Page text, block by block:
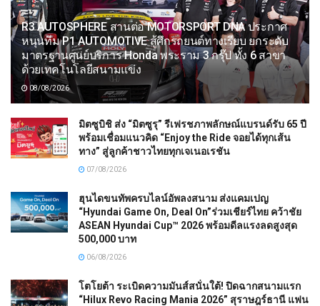
R3 AUTOSPHERE สานต่อ MOTORSPORT DNA ประกาศ
หนุนทีม P1 AUTOMOTIVE สู้ศึกรถยนต์ทางเรียบ ยกระดับ
มาตรฐานศูนย์บริการ Honda พระราม 3 กรุ๊ป ทั้ง 6 สาขา
ด้วยเทคโนโลยีสนามแข่ง
08/08/2026
มิตซูบิชิ ส่ง “มิตซูรุ” รีเฟรชภาพลักษณ์แบรนด์รับ 65 ปี
พร้อมเชื่อมแนวคิด “Enjoy the Ride จอยได้ทุกเส้น
ทาง” สู่ลูกค้าชาวไทยทุกเจเนอเรชัน
07/08/2026
ฮุนไดขนทัพครบไลน์อัพลงสนาม ส่งแคมเปญ
“Hyundai Game On, Deal On”ร่วมเชียร์ไทย คว้าชัย
ASEAN Hyundai Cup™ 2026 พร้อมดีลแรงลดสูงสุด
500,000 บาท
06/08/2026
โตโยต้า ระเบิดความมันส์สนั่นใต้! ปิดฉากสนามแรก
“Hilux Revo Racing Mania 2026” สุราษฎร์ธานี แฟน